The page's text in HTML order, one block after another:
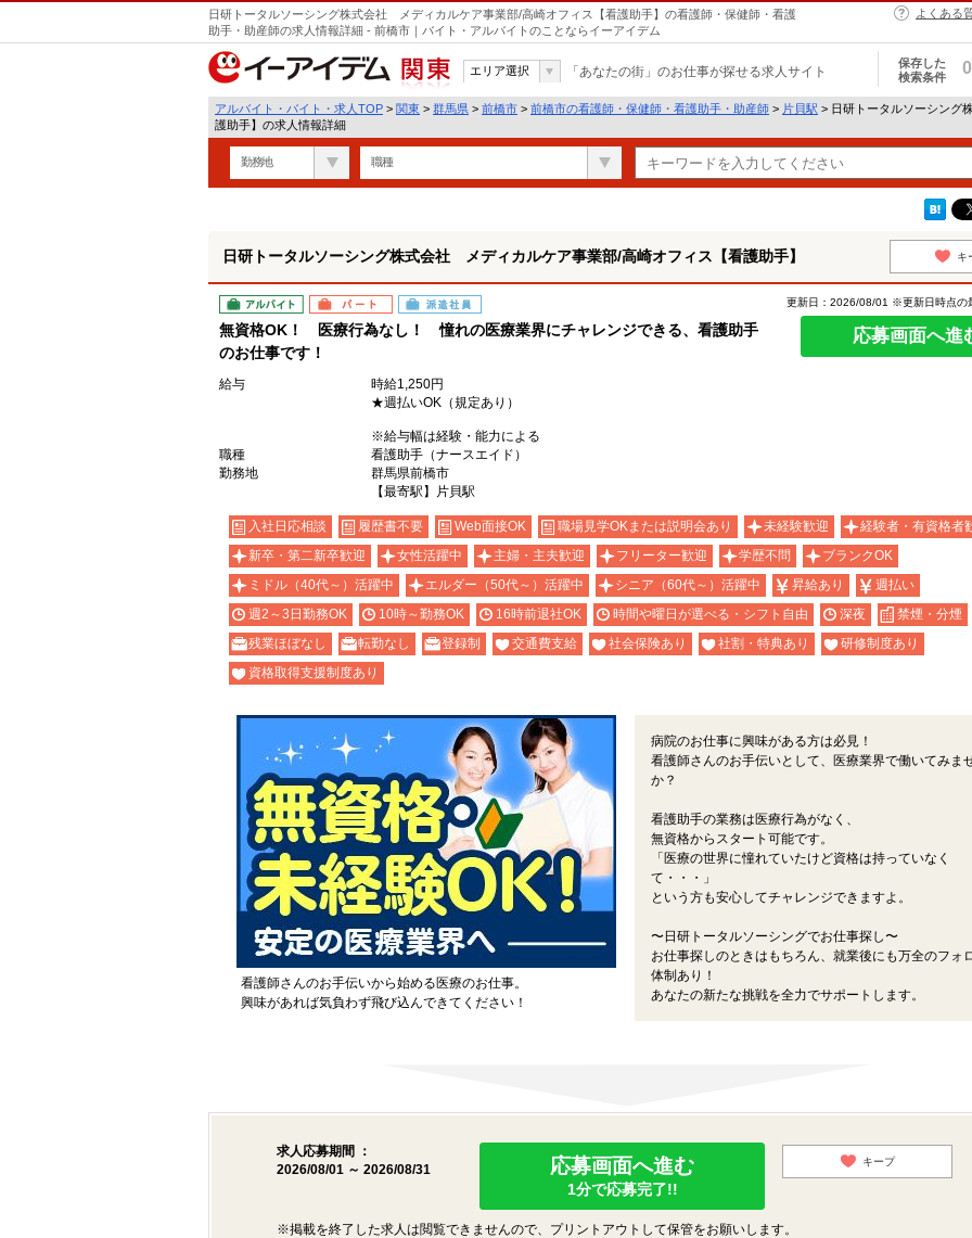
日研トータルソーシング株式会社 メディカルケア事業部/高崎オフィス【看護助手】の看護師・保健師・看護
助手・助産師の求人情報詳細 - 前橋市｜バイト・アルバイトのことならイーアイデム
よくある
関東
エリア選択 「あなたの街」のお仕事が探せる求人サイト
保存した
検索条件
0
アルバイト・バイト・求人TOP > 関東 > 群馬県 > 前橋市 > 前橋市の看護師・保健師・看護助手・助産師 > 片貝駅 > 日研トータルソーシング
護助手】の求人情報詳細
勤務地 職種
日研トータルソーシング株式会社 メディカルケア事業部/高崎オフィス【看護助手】 キ
アルバイト パート 派遣社員
無資格OK！ 医療行為なし！ 憧れの医療業界にチャレンジできる、看護助手
のお仕事です！
更新日：2026/08/01 ※更新日時点の
応募画面へ進
給与
時給1,250円
★週払いOK（規定あり）
※給与幅は経験・能力による
職種
看護助手（ナースエイド）
勤務地
群馬県前橋市
【最寄駅】片貝駅
入社日応相談 履歴書不要 Web面接OK 職場見学OKまたは説明会あり 未経験歓迎
経験者・有資格者
新卒・第二新卒歓迎
女性活躍中 主婦・主夫歓迎 フリーター歓迎 学歴不問
ブランクOK
ミドル（40代～）活躍中
エルダー（50代～）活躍中 シニア（60代～）活躍中 昇給あり
週払い
週2～3日勤務OK
10時～勤務OK 16時前退社OK 時間や曜日が選べる・シフト自由 深夜
禁煙・分煙
残業ほぼなし
転勤なし 登録制 交通費支給 社会保険あり 社割・特典あり
研修制度あり
資格取得支援制度あり
看護師さんのお手伝いから始める医療のお仕事。
興味があれば気負わず飛び込んできてください！
病院のお仕事に興味がある方は必見！
看護師さんのお手伝いとして、医療業界で働いてみま
か？
看護助手の業務は医療行為がなく、
無資格からスタート可能です。
「医療の世界に憧れていたけど資格は持っていなく
て・・・」
という方も安心してチャレンジできますよ。
〜日研トータルソーシングでお仕事探し〜
お仕事探しのときはもちろん、就業後にも万全のフォ
体制あり！
あなたの新たな挑戦を全力でサポートします。
求人応募期間 ：
2026/08/01 ～ 2026/08/31
応募画面へ進む
1分で応募完了!!
キープ
※掲載を終了した求人は閲覧できませんので、プリントアウトして保管をお願いします。